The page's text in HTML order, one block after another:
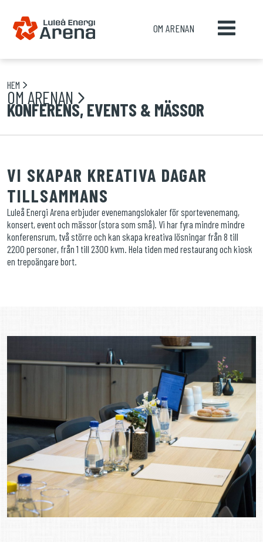
OM ARENAN
HEM
OM ARENAN
KONFERENS, EVENTS & MÄSSOR
VI SKAPAR KREATIVA DAGAR
TILLSAMMANS
Luleå Energi Arena erbjuder evenemangslokaler för sportevenemang,
konsert, event och mässor (stora som små). Vi har fyra mindre mindre
konferensrum, två större och kan skapa kreativa lösningar från 8 till
2200 personer, från 1 till 2300 kvm. Hela tiden med restaurang och kiosk
en trepoängare bort.